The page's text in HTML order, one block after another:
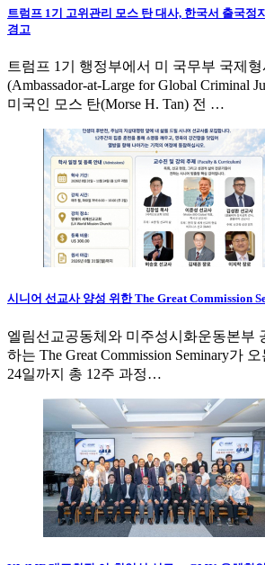
트럼프 1기 고위관리 모스 탄 대사, 한국서 출국
경고
트럼프 1기 행정부에서 미 국무부 국제
(Ambassador-at-Large for Global Criminal
미국인 모스 탄(Morse H. Tan) 전 …
시니어 선교사 양성 위한 The Great Commission
엘림선교공동체와 미주성시화운동본부
하는 The Great Commission Seminary가
24일까지 총 12주 과정…